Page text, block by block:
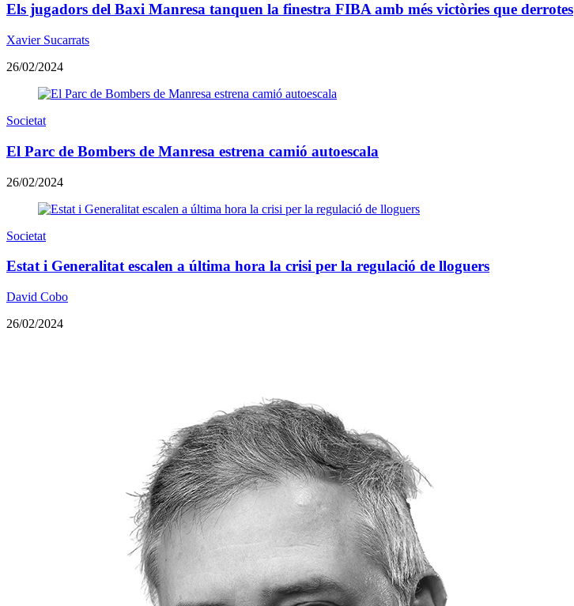
Els jugadors del Baxi Manresa tanquen la finestra FIBA amb més victòries que derrotes
Xavier Sucarrats
26/02/2024
Societat
El Parc de Bombers de Manresa estrena camió autoescala
26/02/2024
Societat
Estat i Generalitat escalen a última hora la crisi per la regulació de lloguers
David Cobo
26/02/2024